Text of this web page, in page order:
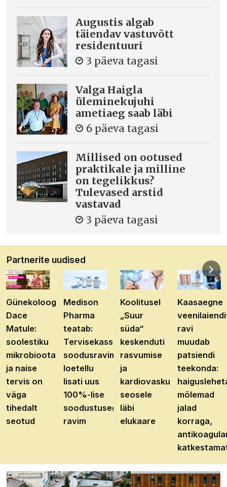
Augustis algab
täiendav vastuvõtt
residentuuri
3 päeva tagasi
Valga Haigla
üleminekujuhi
ametiaeg saab läbi
6 päeva tagasi
Millised on ootused
praktikale ja milline
on tegelikkus?
Tulevased arstid
vastavad
3 päeva tagasi
Partnerite uudised
Günekoloog
Dace
Matule:
soolestiku
mikrobioota
ja naise
tervis on
väga
tihedalt
seotud
Medison
Pharma
teatab:
Tervisekassa
soodusravimite
loetellu
lisati uus
100%-lise
soodustusega
ravim
Koolitusel
„Suur
süda“
keskenduti
rasvumise
ja
kardiovaskulaarhaiguste
seosele
läbi
elukaare
Kaasaegne
ravi
muudab
patsiendi
teekonda:
mõlemad
jalad
korraga,